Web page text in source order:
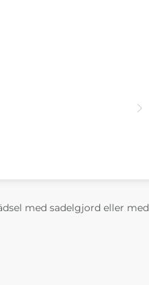
med sadelgjord eller med